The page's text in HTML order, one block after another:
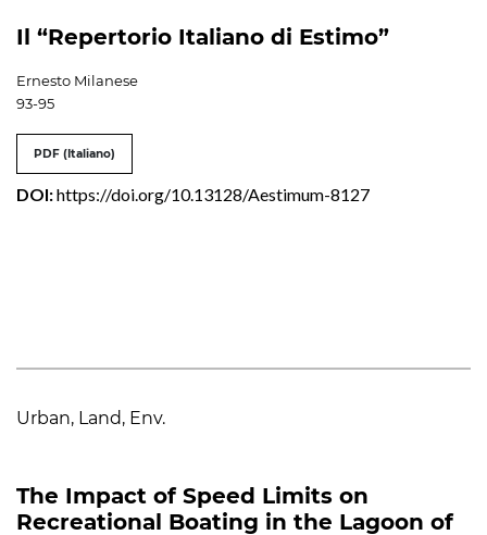
Il “Repertorio Italiano di Estimo”
Ernesto Milanese
93-95
PDF (Italiano)
DOI:https://doi.org/10.13128/Aestimum-8127
Urban, Land, Env.
The Impact of Speed Limits on
Recreational Boating in the Lagoon of